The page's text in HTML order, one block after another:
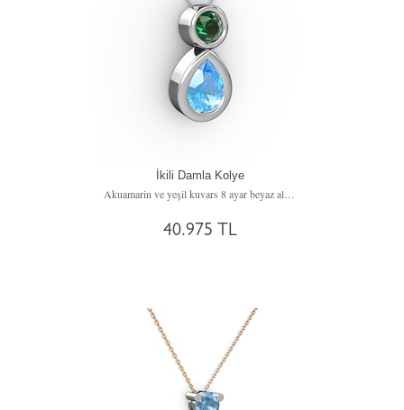
İkili Damla Kolye
Akuamarin ve yeşil kuvars 8 ayar beyaz altın kolye (40 cm beyaz altın rolo zincir)
40.975 TL